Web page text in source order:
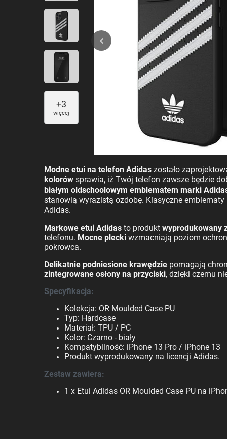
+3
więcej
Modne etui na telefon Adidas zostało
kolorów sprawia, iż Twój telefon zawsze będzie
białym oldschoolowym emblematem marki
stanowią wyrazistą ozdobę. Klasyczne
Adidas.
Markowe etui Adidas to produkt wyprodukowany
telefonu. Mocne plecki wzmacniają poziom
pokrowca.
Delikatnie podniesione krawędzie pomagają
zintegrowane osłony na przyciski, dzięki czemu
Specyfikacja:
Kolekcja: OR Moulded Case PU
Typ: Hardcase
Materiał: TPU / PC
Kolor: Czarno - biały
Kompatybilność: iPhone 13 Pro / iPhone 13
Produkt wyprodukowany na licencji Adidas.
Zestaw zawiera:
1 x Etui Adidas OR Moulded Case PU na